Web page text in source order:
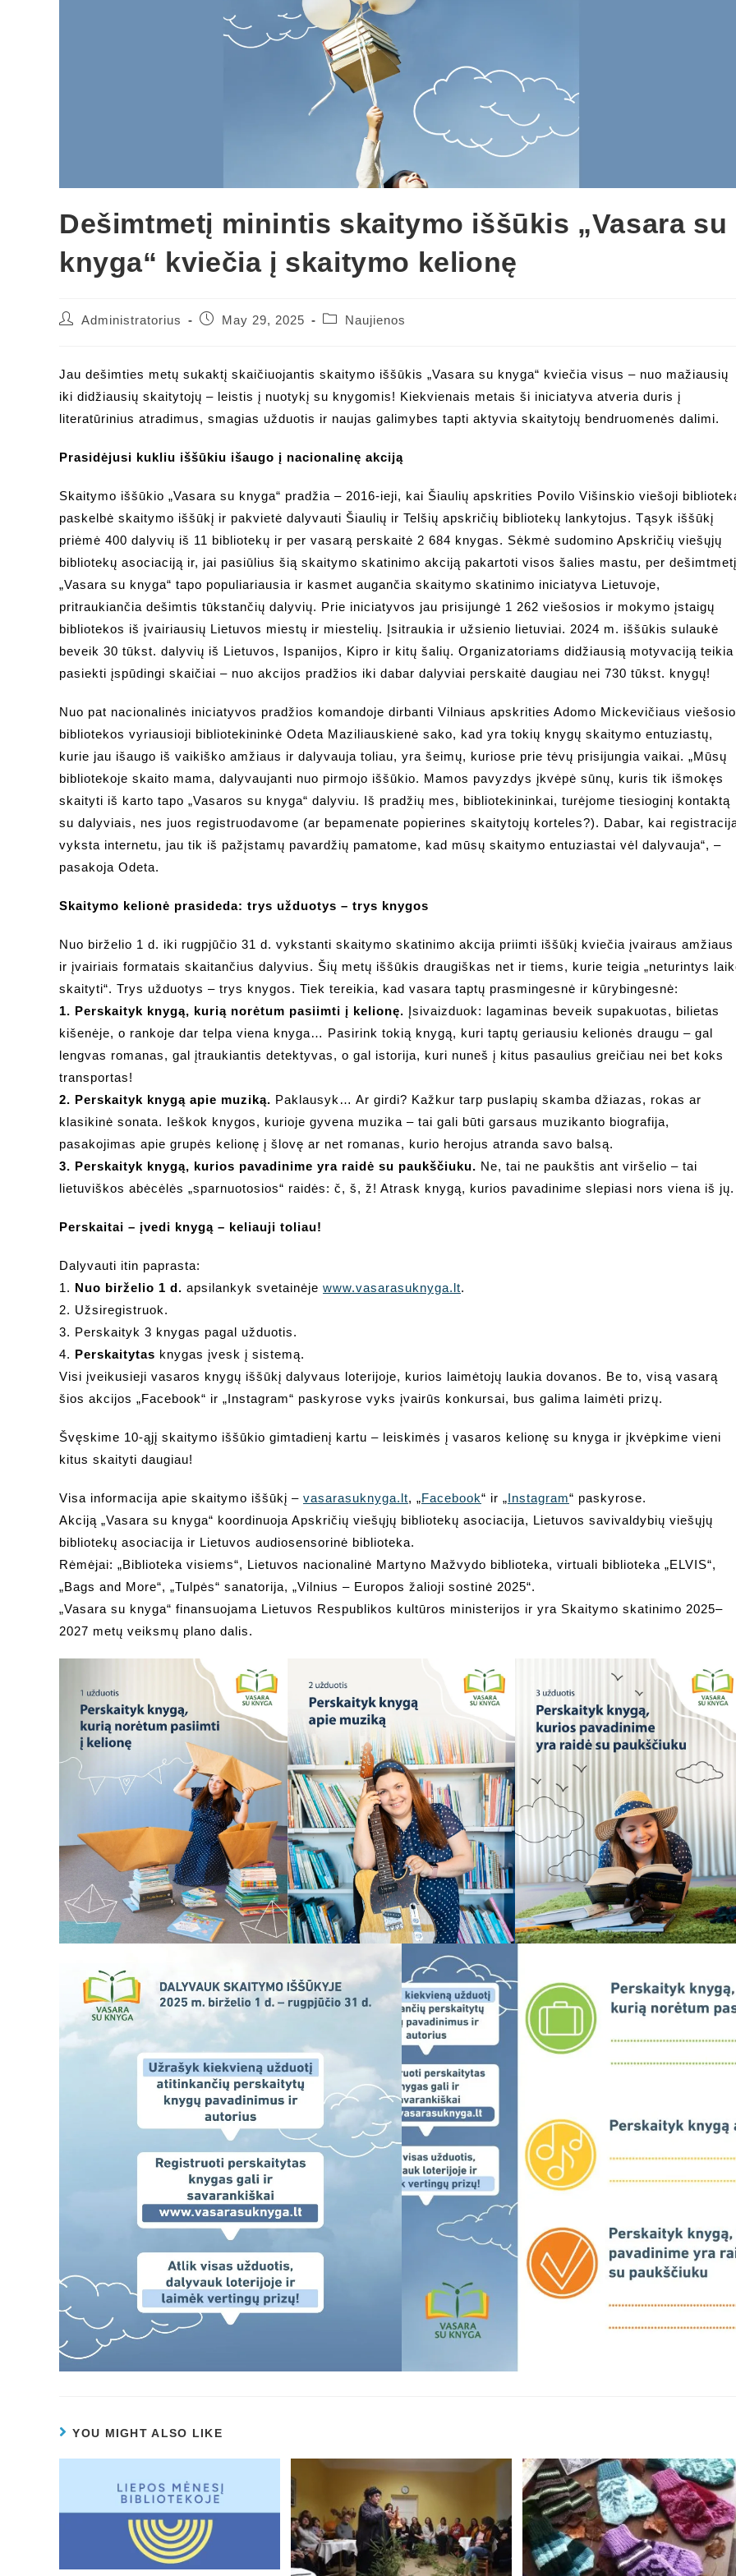
Dešimtmetį minintis skaitymo iššūkis „Vasara su
knyga“ kviečia į skaitymo kelionę
PostAdministratorius
PostMay 29, 2025
PostNaujienos
Jau dešimties metų sukaktį skaičiuojantis skaitymo iššūkis „Vasara su knyga“ kviečia visus – nuo mažiausių
iki didžiausių skaitytojų – leistis į nuotykį su knygomis! Kiekvienais metais ši iniciatyva atveria duris į
literatūrinius atradimus, smagias užduotis ir naujas galimybes tapti aktyvia skaitytojų bendruomenės dalimi.
Prasidėjusi kukliu iššūkiu išaugo į nacionalinę akciją
Skaitymo iššūkio „Vasara su knyga“ pradžia – 2016-ieji, kai Šiaulių apskrities Povilo Višinskio viešoji
paskelbė skaitymo iššūkį ir pakvietė dalyvauti Šiaulių ir Telšių apskričių bibliotekų lankytojus. Tąsyk iššūkį
priėmė 400 dalyvių iš 11 bibliotekų ir per vasarą perskaitė 2 684 knygas. Sėkmė sudomino Apskričių viešųjų
bibliotekų asociaciją ir, jai pasiūlius šią skaitymo skatinimo akciją pakartoti visos šalies mastu, per dešimtmetį
„Vasara su knyga“ tapo populiariausia ir kasmet augančia skaitymo skatinimo iniciatyva Lietuvoje,
pritraukiančia dešimtis tūkstančių dalyvių. Prie iniciatyvos jau prisijungė 1 262 viešosios ir mokymo įstaigų
bibliotekos iš įvairiausių Lietuvos miestų ir miestelių. Įsitraukia ir užsienio lietuviai. 2024 m. iššūkis sulaukė
beveik 30 tūkst. dalyvių iš Lietuvos, Ispanijos, Kipro ir kitų šalių. Organizatoriams didžiausią motyvaciją teikia
pasiekti įspūdingi skaičiai – nuo akcijos pradžios iki dabar dalyviai perskaitė daugiau nei 730 tūkst. knygų!
Nuo pat nacionalinės iniciatyvos pradžios komandoje dirbanti Vilniaus apskrities Adomo Mickevičiaus
bibliotekos vyriausioji bibliotekininkė Odeta Maziliauskienė sako, kad yra tokių knygų skaitymo entuziastų,
kurie jau išaugo iš vaikiško amžiaus ir dalyvauja toliau, yra šeimų, kuriose prie tėvų prisijungia vaikai. „Mūsų
bibliotekoje skaito mama, dalyvaujanti nuo pirmojo iššūkio. Mamos pavyzdys įkvėpė sūnų, kuris tik išmokęs
skaityti iš karto tapo „Vasaros su knyga“ dalyviu. Iš pradžių mes, bibliotekininkai, turėjome tiesioginį kontaktą
su dalyviais, nes juos registruodavome (ar bepamenate popierines skaitytojų korteles?). Dabar, kai
vyksta internetu, jau tik iš pažįstamų pavardžių pamatome, kad mūsų skaitymo entuziastai vėl dalyvauja“, –
pasakoja Odeta.
Skaitymo kelionė prasideda: trys užduotys – trys knygos
Nuo birželio 1 d. iki rugpjūčio 31 d. vykstanti skaitymo skatinimo akcija priimti iššūkį kviečia įvairaus amžiaus
ir įvairiais formatais skaitančius dalyvius. Šių metų iššūkis draugiškas net ir tiems, kurie teigia „neturintys
skaityti“. Trys užduotys – trys knygos. Tiek tereikia, kad vasara taptų prasmingesnė ir kūrybingesnė:
1. Perskaityk knygą, kurią norėtum pasiimti į kelionę. Įsivaizduok: lagaminas beveik supakuotas, bilietas
kišenėje, o rankoje dar telpa viena knyga… Pasirink tokią knygą, kuri taptų geriausiu kelionės draugu – gal
lengvas romanas, gal įtraukiantis detektyvas, o gal istorija, kuri nuneš į kitus pasaulius greičiau nei bet koks
transportas!
2. Perskaityk knygą apie muziką. Paklausyk… Ar girdi? Kažkur tarp puslapių skamba džiazas, rokas ar
klasikinė sonata. Ieškok knygos, kurioje gyvena muzika – tai gali būti garsaus muzikanto biografija,
pasakojimas apie grupės kelionę į šlovę ar net romanas, kurio herojus atranda savo balsą.
3. Perskaityk knygą, kurios pavadinime yra raidė su paukščiuku. Ne, tai ne paukštis ant viršelio – tai
lietuviškos abėcėlės „sparnuotosios“ raidės: č, š, ž! Atrask knygą, kurios pavadinime slepiasi nors viena iš jų.
Perskaitai – įvedi knygą – keliauji toliau!
Dalyvauti itin paprasta:
1. Nuo birželio 1 d. apsilankyk svetainėje www.vasarasuknyga.lt.
2. Užsiregistruok.
3. Perskaityk 3 knygas pagal užduotis.
4. Perskaitytas knygas įvesk į sistemą.
Visi įveikusieji vasaros knygų iššūkį dalyvaus loterijoje, kurios laimėtojų laukia dovanos. Be to, visą vasarą
šios akcijos „Facebook“ ir „Instagram“ paskyrose vyks įvairūs konkursai, bus galima laimėti prizų.
Švęskime 10-ąjį skaitymo iššūkio gimtadienį kartu – leiskimės į vasaros kelionę su knyga ir įkvėpkime vieni
kitus skaityti daugiau!
Visa informacija apie skaitymo iššūkį – vasarasuknyga.lt, „Facebook“ ir „Instagram“ paskyrose.
Akciją „Vasara su knyga“ koordinuoja Apskričių viešųjų bibliotekų asociacija, Lietuvos savivaldybių viešųjų
bibliotekų asociacija ir Lietuvos audiosensorinė biblioteka.
Rėmėjai: „Biblioteka visiems“, Lietuvos nacionalinė Martyno Mažvydo biblioteka, virtuali biblioteka „ELVIS“,
„Bags and More“, „Tulpės“ sanatorija, „Vilnius – Europos žalioji sostinė 2025“.
„Vasara su knyga“ finansuojama Lietuvos Respublikos kultūros ministerijos ir yra Skaitymo skatinimo 2025–
2027 metų veiksmų plano dalis.
YOU MIGHT ALSO LIKE